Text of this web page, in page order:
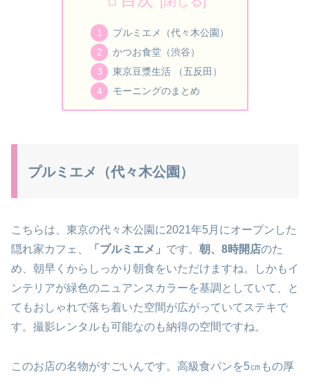
プルミエメ（代々木公園）
かつお食堂（渋谷）
東京豆漿生活 （五反田）
モーニングのまとめ
プルミエメ（代々木公園）
こちらは、東京の代々木公園に2021年5月にオープンした
隠れ家カフェ、
「プルミエメ」 です。 朝、8時開店のた
め、朝早くからしっかり朝食をいただけますね。しかもイ
ンテリアが緑色のニュアンスカラーを基調としていて、と
てもおしゃれで落ち着いた空間が広がっていてステキで
す。撮影レンタルも可能なのも納得の空間ですね。
このお店の名物がすごいんです。高級食パンを5㎝もの厚